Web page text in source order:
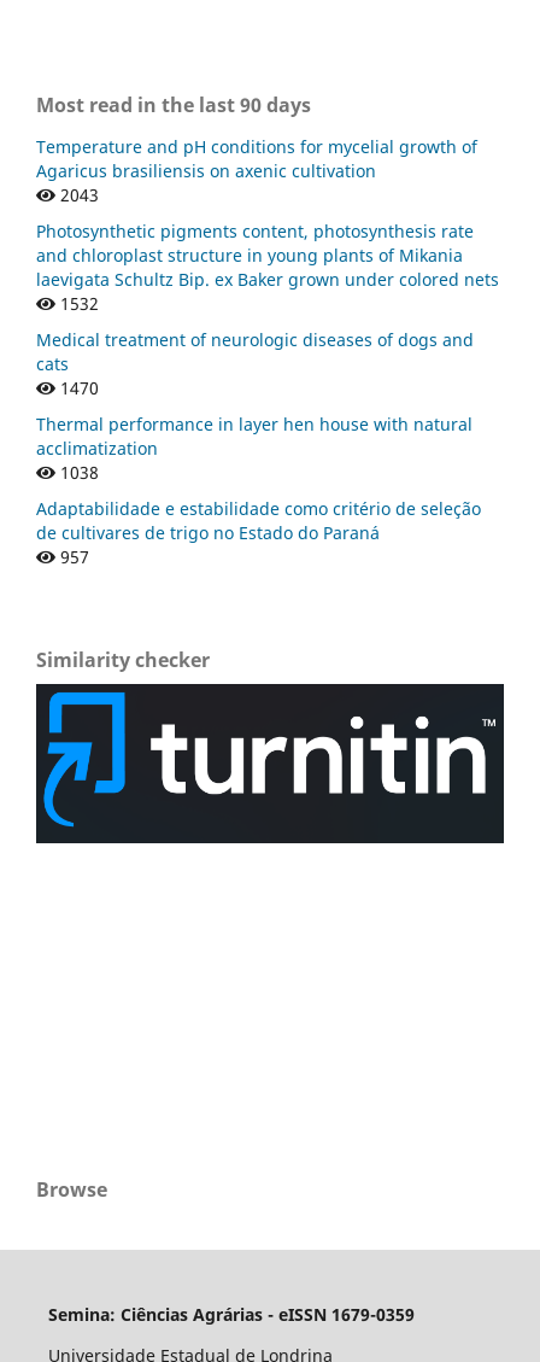
Most read in the last 90 days
Temperature and pH conditions for mycelial growth of
Agaricus brasiliensis on axenic cultivation
2043
Photosynthetic pigments content, photosynthesis rate
and chloroplast structure in young plants of Mikania
laevigata Schultz Bip. ex Baker grown under colored nets
1532
Medical treatment of neurologic diseases of dogs and
cats
1470
Thermal performance in layer hen house with natural
acclimatization
1038
Adaptabilidade e estabilidade como critério de seleção
de cultivares de trigo no Estado do Paraná
957
Similarity checker
Browse
Semina: Ciências Agrárias - eISSN 1679-0359
Universidade Estadual de Londrina